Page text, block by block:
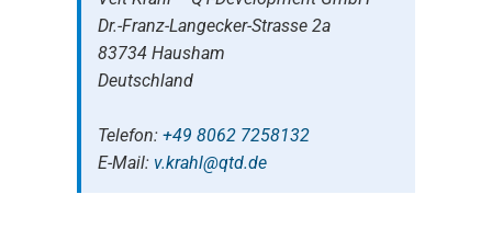
Dr.-Franz-Langecker-Strasse 2a
83734 Hausham
Deutschland
Telefon: +49 8062 7258132
E-Mail: v.krahl@qtd.de